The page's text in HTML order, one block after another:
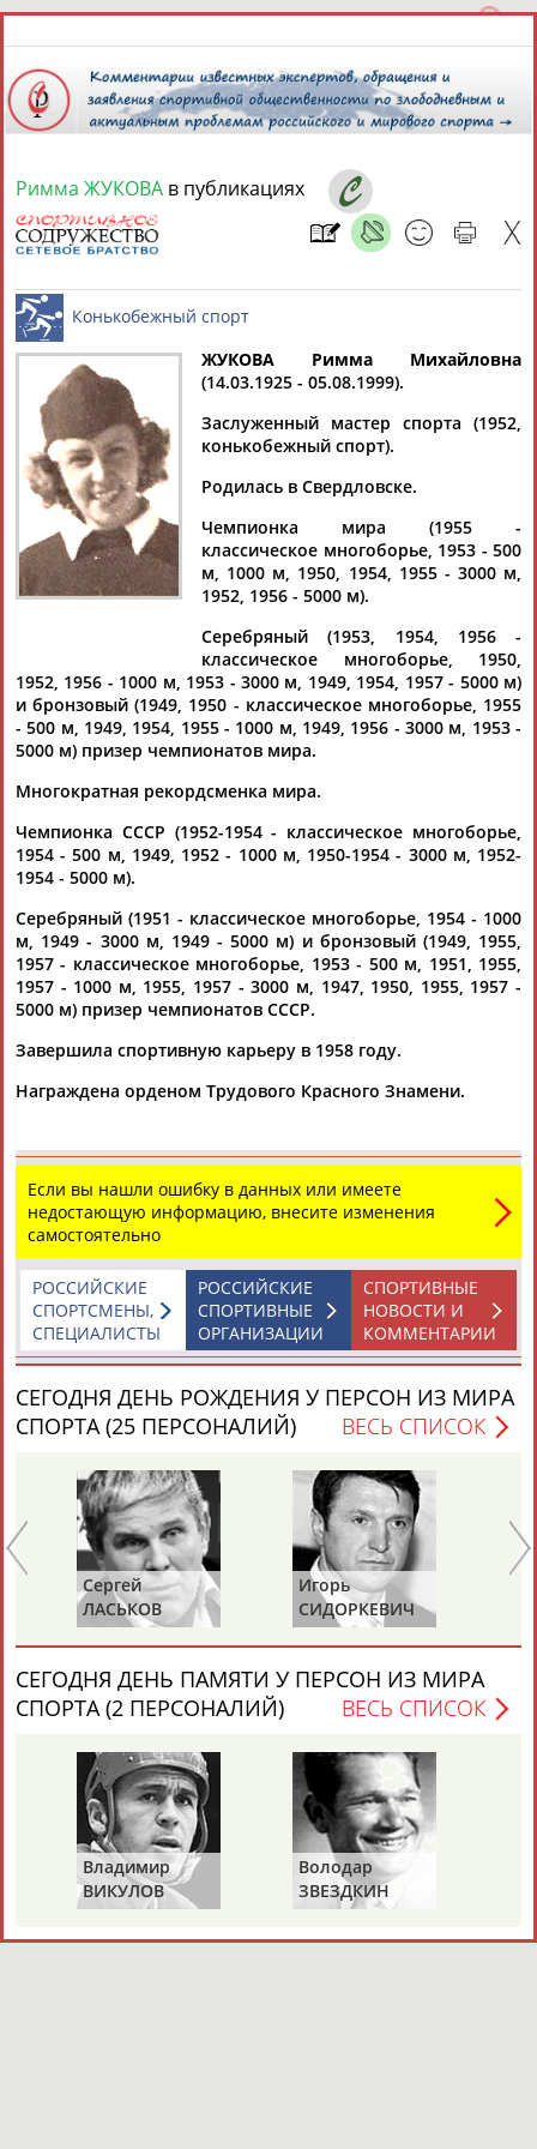
9 августа 2026 года,
СПОРТСМЕНЫ, ТРЕНЕРЫ И СПЕЦИАЛИСТЫ
Найдено: 1персона Расширенный поиск
Римма
ЖУКОВА
Ваш запрос: "Римма ЖУКОВА"
Документы 1-1 из 1 найденных уникальных документов
В Москве состоялась премьера документальной драмы
"Любовь под грифом "секретно"
Премьера документальной драмы "Любовь под грифом
"секретно" об истории взаимоотношений конькобежки
Жуков
... ...и фильм назывался "Стайерская
дистанцияРиммы Жуковой", а закончился он совершенно
другой историей,...
(Проект:Информационное агентство СТАДИОН
ТАБЛО АКТИВНОСТИ
Вопросы сотрудничества и совместной деятельностиinform@infosport.ru
Разработка и поддержка ООО НАИТ «Стадион»
Адресов в новостной рассылке: 996
Подпишись
Римма ЖУКОВА в публикациях
Конькобежный спорт
ЖУКОВА Римма Михайловна
(14.03.1925 - 05.08.1999).
Заслуженный мастер спорта (1952,
конькобежный спорт).
Родилась в Свердловске.
Чемпионка мира (1955 -
классическое многоборье, 1953 - 500
м, 1000 м, 1950, 1954, 1955 - 3000 м,
1952, 1956 - 5000 м).
Серебряный (1953, 1954, 1956 -
классическое многоборье, 1950,
1952, 1956 - 1000 м, 1953 - 3000 м, 1949, 1954, 1957 - 5000 м)
и бронзовый (1949, 1950 - классическое многоборье, 1955
- 500 м, 1949, 1954, 1955 - 1000 м, 1949, 1956 - 3000 м, 1953 -
5000 м) призер чемпионатов мира.
Многократная рекордсменка мира.
Чемпионка СССР (1952-1954 - классическое многоборье,
1954 - 500 м, 1949, 1952 - 1000 м, 1950-1954 - 3000 м, 1952-
1954 - 5000 м).
Серебряный (1951 - классическое многоборье, 1954 - 1000
м, 1949 - 3000 м, 1949 - 5000 м) и бронзовый (1949, 1955,
1957 - классическое многоборье, 1953 - 500 м, 1951, 1955,
1957 - 1000 м, 1955, 1957 - 3000 м, 1947, 1950, 1955, 1957 -
5000 м) призер чемпионатов СССР.
Завершила спортивную карьеру в 1958 году.
Награждена орденом Трудового Красного Знамени.
Если вы нашли ошибку в данных или имеете
недостающую информацию, внесите изменения
самостоятельно
СПОРТИВНЫЕ
НОВОСТИ И
КОММЕНТАРИИ
РОССИЙСКИЕ
СПОРТИВНЫЕ
ОРГАНИЗАЦИИ
РОССИЙСКИЕ
СПОРТСМЕНЫ,
СПЕЦИАЛИСТЫ
СЕГОДНЯ ДЕНЬ РОЖДЕНИЯ У ПЕРСОН ИЗ МИРА
СПОРТА (25 ПЕРСОНАЛИЙ)
ВЕСЬ СПИСОК
Сергей
ЛАСЬКОВ
Игорь
СИДОРКЕВИЧ
СЕГОДНЯ ДЕНЬ ПАМЯТИ У ПЕРСОН ИЗ МИРА
СПОРТА (2 ПЕРСОНАЛИЙ)
ВЕСЬ СПИСОК
Владимир
ВИКУЛОВ
Володар
ЗВЕЗДКИН